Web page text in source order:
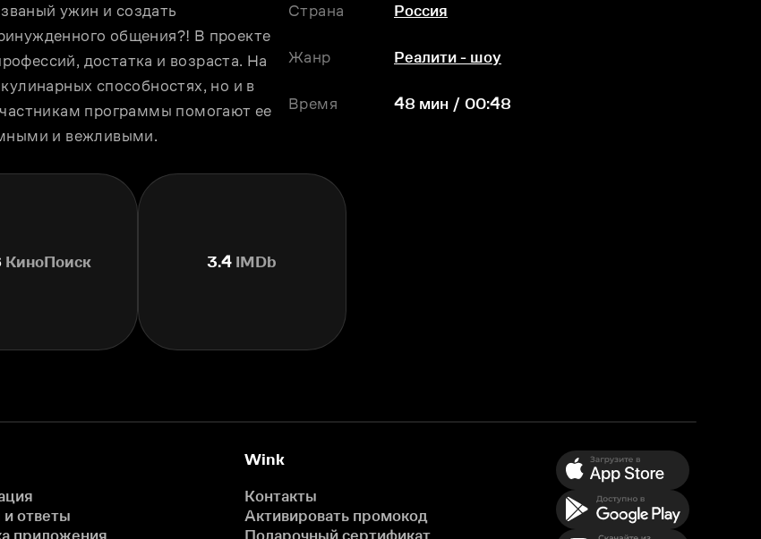
ужин и создать
общения?! В проекте
достатка и возраста. На
способностях, но и в
программы помогают ее
и вежливыми.
Страна Россия
Жанр Реалити - шоу
Время 48 мин / 00:48
КиноПоиск 3.4 IMDb
ответы
приложения
Wink
Контакты
Активировать промокод
Подарочный сертификат